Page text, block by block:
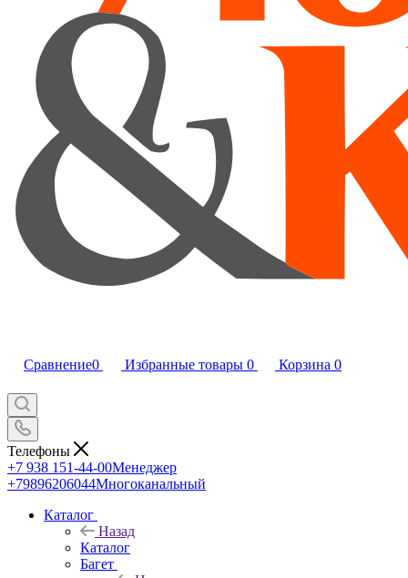
Сравнение0 Избранные товары 0 Корзина 0
Телефоны
+7 938 151-44-00Менеджер
+79896206044Многоканальный
Каталог
Назад
Каталог
Багет